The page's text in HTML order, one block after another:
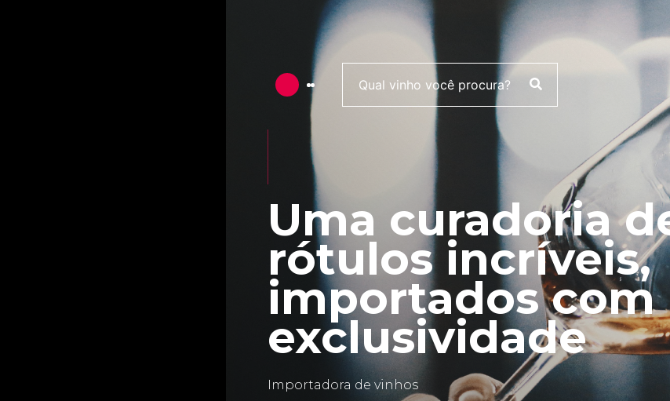
Uma curadoria
rótulos incríveis,
importados com
exclusividade
Importadora de vinhos